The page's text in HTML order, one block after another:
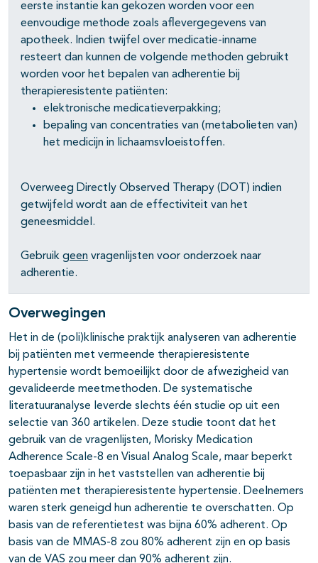
eerste instantie kan gekozen worden voor een
eenvoudige methode zoals aflevergegevens van
apotheek. Indien twijfel over medicatie-inname
resteert dan kunnen de volgende methoden gebruikt
worden voor het bepalen van adherentie bij
therapieresistente patiënten:
elektronische medicatieverpakking;
bepaling van concentraties van (metabolieten van)
het medicijn in lichaamsvloeistoffen.
Overweeg Directly Observed Therapy (DOT) indien
getwijfeld wordt aan de effectiviteit van het
geneesmiddel.
Gebruik geen vragenlijsten voor onderzoek naar
adherentie.
Overwegingen
Het in de (poli)klinische praktijk analyseren van adherentie
bij patiënten met vermeende therapieresistente
hypertensie wordt bemoeilijkt door de afwezigheid van
gevalideerde meetmethoden. De systematische
literatuuranalyse leverde slechts één studie op uit een
selectie van 360 artikelen. Deze studie toont dat het
gebruik van de vragenlijsten, Morisky Medication
Adherence Scale-8 en Visual Analog Scale, maar beperkt
toepasbaar zijn in het vaststellen van adherentie bij
patiënten met therapieresistente hypertensie. Deelnemers
waren sterk geneigd hun adherentie te overschatten. Op
basis van de referentietest was bijna 60% adherent. Op
basis van de MMAS-8 zou 80% adherent zijn en op basis
van de VAS zou meer dan 90% adherent zijn.